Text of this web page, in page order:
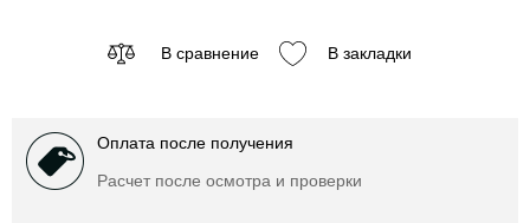
В сравнение В закладки
Оплата после получения
Расчет после осмотра и проверки